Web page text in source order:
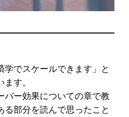
学でスケールできます」と
す。
バー効果についての章で教
る部分を読んで思ったこと